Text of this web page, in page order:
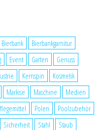
Bierbank
Bierbankgarnitur
Event Garten
Genuss
Kernspin
Kosmetik
Markise Maschine
Medien
Polen
Poolzubehör
Sicherheit Stahl Staub